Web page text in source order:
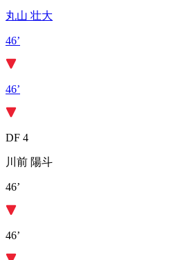
丸山 壮大
46’
46’
DF 4
川前 陽斗
46’
46’